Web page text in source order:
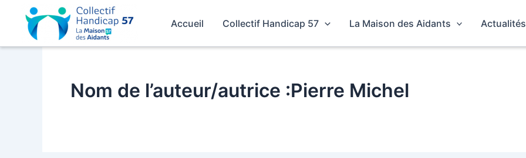
contenu
Accueil Collectif Handicap 57 La Maison des Aidants Actualités
Nom de l’auteur/autrice :Pierre Michel